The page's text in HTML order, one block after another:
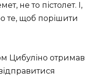
не то пістолет. І,
те, щоб порішити
Цибуліно отримав